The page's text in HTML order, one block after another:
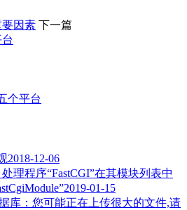
因素 下一篇
个平台
2018-12-06
理程序“FastCGI”在其模块列表中
2019-01-15
库：您可能正在上传很大的文件,请